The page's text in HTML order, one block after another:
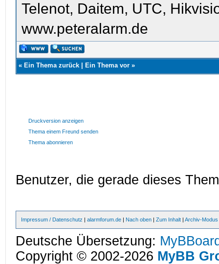
Telenot, Daitem, UTC,
www.peteralarm.de
« Ein Thema zurück Ein Thema vor »
Druckversion anzeigen
Thema einem Freund senden
Thema abonnieren
Benutzer, die gerade dieses
Impressum / Datenschutz |alarmforum.de | Nach oben |Zum Inhalt |Archiv-Modus
Deutsche Übersetzung:
Copyright © 2002-2026 MyBB